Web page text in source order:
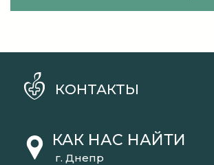
КОНТАКТЫ
КАК НАС НАЙТИ
г. Днепр